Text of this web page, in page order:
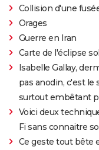
Collision d'une
Orages
Guerre en Iran
Carte de l'éclipse
Isabelle Gallay,
pas anodin, c'est
surtout embêtant
Voici deux
Fi sans connaitre
Ce geste tout bête